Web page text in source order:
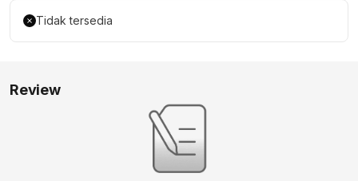
Tidak tersedia
Review